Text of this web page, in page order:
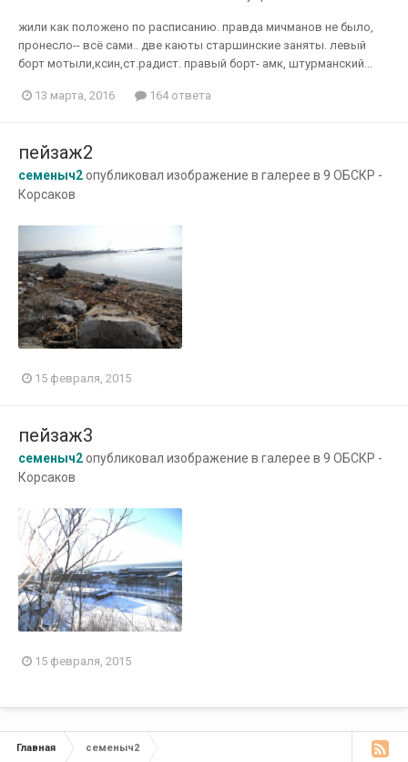
жили как положено по расписанию. правда мичманов не было,
пронесло-- всё сами.. две каюты старшинские заняты. левый
борт мотыли,ксин,ст.радист. правый борт- амк, штурманский...
13 марта, 2016 164 ответа
пейзаж2
семеныч2опубликовал изображение в галерее в 9 ОБСКР -
Корсаков
15 февраля, 2015
пейзаж3
семеныч2опубликовал изображение в галерее в 9 ОБСКР -
Корсаков
15 февраля, 2015
Главная семеныч2